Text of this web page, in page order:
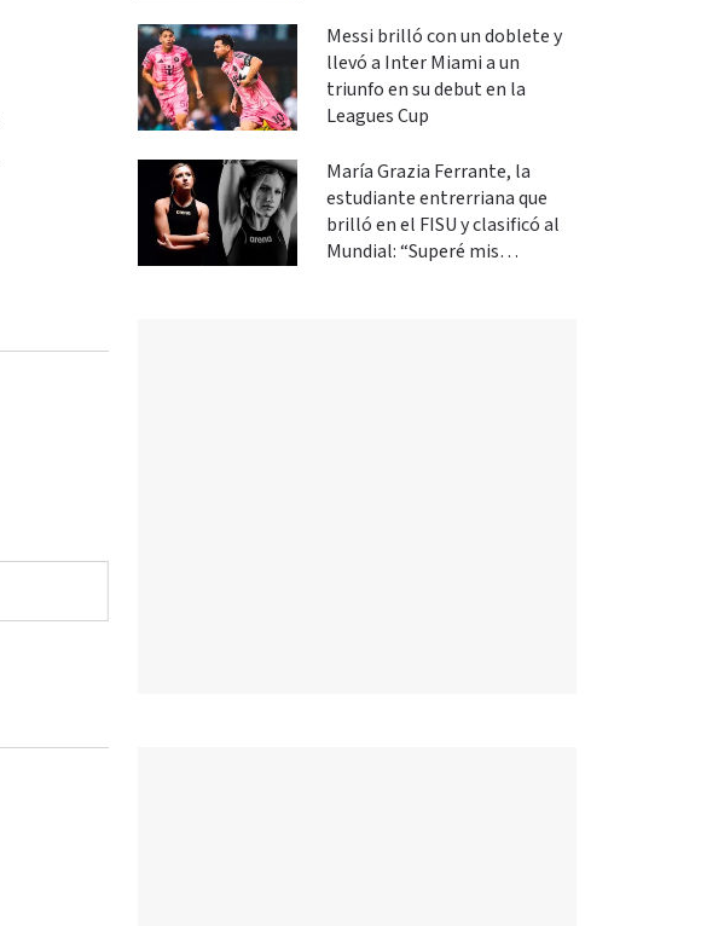
Messi brilló con un doblete y
llevó a Inter Miami a un
triunfo en su debut en la
Leagues Cup
María Grazia Ferrante, la
estudiante entrerriana que
brilló en el FISU y clasificó al
Mundial: “Superé mis